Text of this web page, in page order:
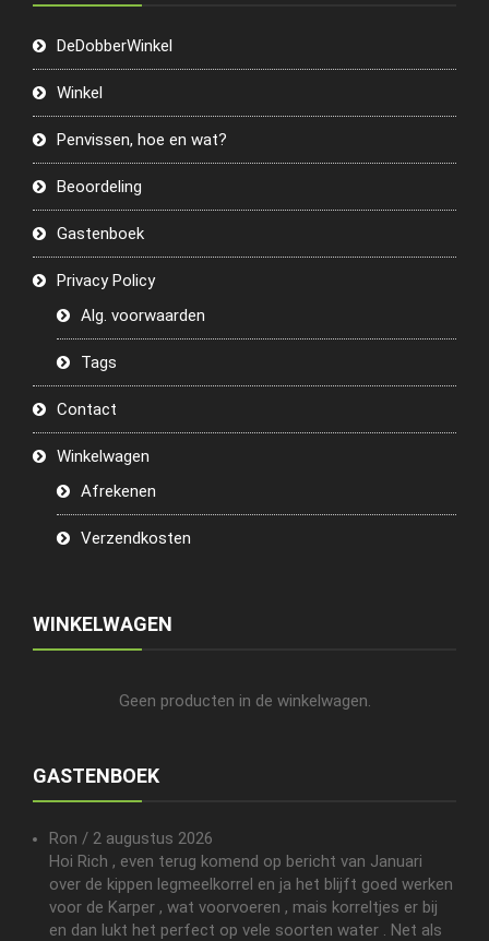
DeDobberWinkel
Winkel
Penvissen, hoe en wat?
Beoordeling
Gastenboek
Privacy Policy
Alg. voorwaarden
Tags
Contact
Winkelwagen
Afrekenen
Verzendkosten
WINKELWAGEN
Geen producten in de winkelwagen.
GASTENBOEK
Ron / 2 augustus 2026
Hoi Rich , even terug komend op bericht van Januari
over de kippen legmeelkorrel en ja het blijft goed werken
voor de Karper , wat voorvoeren , mais korreltjes er bij
en dan lukt het perfect op vele soorten water . Net als